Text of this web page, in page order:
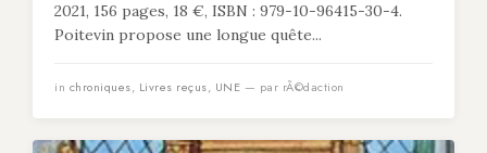
2021, 156 pages, 18 €, ISBN : 979-10-96415-30-4.
Poitevin propose une longue quête...
in chroniques, Livres reçus, UNE — par rÃ©daction